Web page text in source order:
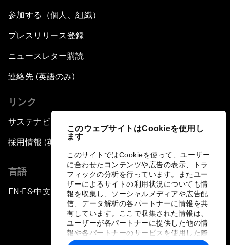
このウェブサイトはCookieを使用し
ます
このサイトではCookieを使って、ユーザー
に合わせたコンテンツや広告の表示、トラ
フィックの分析を行っています。またユー
ザーによるサイトの利用状況についても情
報を収集し、ソーシャルメディアや広告配
信、データ解析の各パートナーに情報を共
有しています。ここで収集された情報は、
ユーザーが各パートナーに提供した他の情
報や各パートナーのサービスを使用した際
に収集された情報と組み合わされ、各パー
参加する（個人、組織）
プレスリリース登録
ニュースレター購読
連絡先 (英語のみ)
リンク
サステナビリティへの取り組み
採用情報 (英語のみ)
言語
EN ▪ES▪中文▪ 日本語